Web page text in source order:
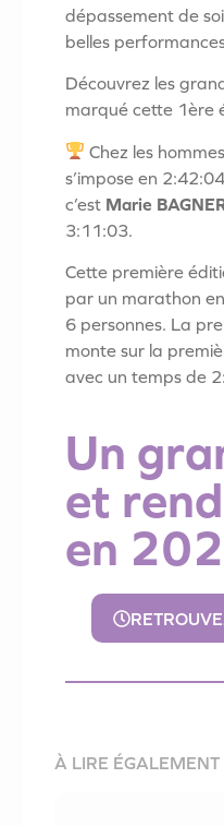
dépassement de
belles
Découvrez les
marqué cette 1ère
Chez les
s’impose en
c’est Marie
3:11:03.
Cette première
par un marathon
6 personnes. La
monte sur la
avec un temps de
Un
et
en
À LIRE ÉGALEMENT